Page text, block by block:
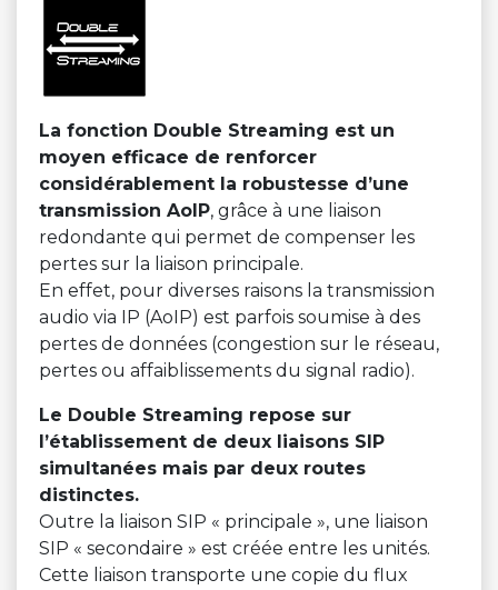
La fonction Double Streaming est un
moyen efficace de renforcer
considérablement la robustesse d’une
transmission AoIP, grâce à une liaison
redondante qui permet de compenser les
pertes sur la liaison principale.
En effet, pour diverses raisons la transmission
audio via IP (AoIP) est parfois soumise à des
pertes de données (congestion sur le réseau,
pertes ou affaiblissements du signal radio).
Le Double Streaming repose sur
l’établissement de deux liaisons SIP
simultanées mais par deux routes
distinctes.
Outre la liaison SIP « principale », une liaison
SIP « secondaire » est créée entre les unités.
Cette liaison transporte une copie du flux